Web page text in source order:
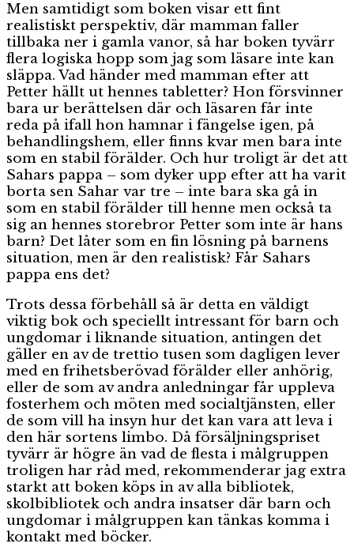
Men samtidigt som boken visar ett fint
realistiskt perspektiv, där mamman faller
tillbaka ner i gamla vanor, så har boken tyvärr
flera logiska hopp som jag som läsare inte kan
släppa. Vad händer med mamman efter att
Petter hällt ut hennes tabletter? Hon försvinner
bara ur berättelsen där och läsaren får inte
reda på ifall hon hamnar i fängelse igen, på
behandlingshem, eller finns kvar men bara inte
som en stabil förälder. Och hur troligt är det att
Sahars pappa – som dyker upp efter att ha varit
borta sen Sahar var tre – inte bara ska gå in
som en stabil förälder till henne men också ta
sig an hennes storebror Petter som inte är hans
barn? Det låter som en fin lösning på barnens
situation, men är den realistisk? Får Sahars
pappa ens det?
Trots dessa förbehåll så är detta en väldigt
viktig bok och speciellt intressant för barn och
ungdomar i liknande situation, antingen det
gäller en av de trettio tusen som dagligen lever
med en frihetsberövad förälder eller anhörig,
eller de som av andra anledningar får uppleva
fosterhem och möten med socialtjänsten, eller
de som vill ha insyn hur det kan vara att leva i
den här sortens limbo. Då försäljningspriset
tyvärr är högre än vad de flesta i målgruppen
troligen har råd med, rekommenderar jag extra
starkt att boken köps in av alla bibliotek,
skolbibliotek och andra insatser där barn och
ungdomar i målgruppen kan tänkas komma i
kontakt med böcker.